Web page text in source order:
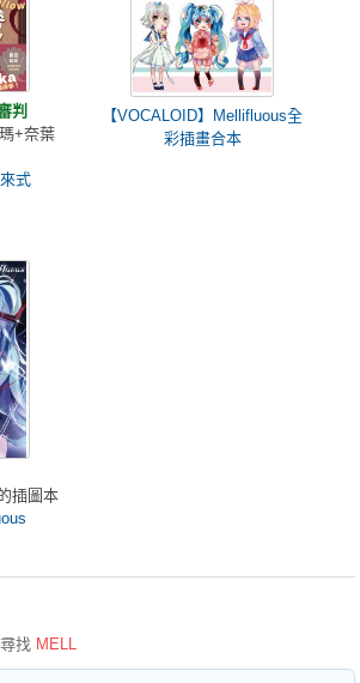
判
+奈葉
式
【VOCALOID】Mellifluous全
彩插畫合本
插圖本
找 MELL